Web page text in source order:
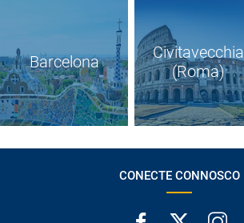
Barcelona
Civitavecchia
(Roma)
CONECTE CONNOSCO